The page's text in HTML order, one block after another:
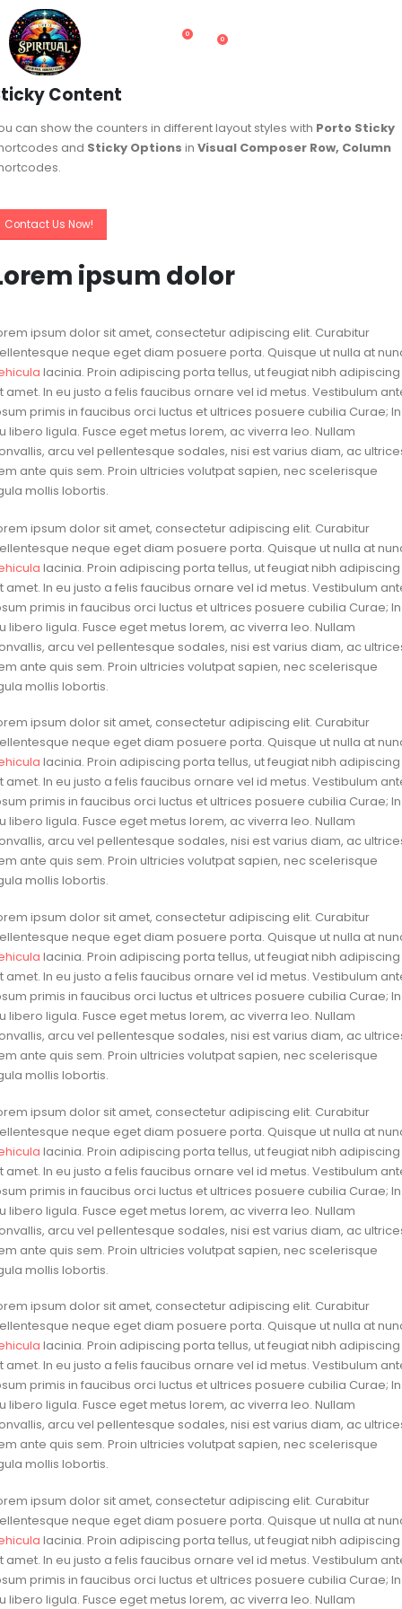
0
0
Content
can show the counters in different layout styles with Porto Sticky
and Sticky Options in Visual Composer Row, Column
Contact Us Now!
ipsum dolor
ipsum dolor sit amet, consectetur adipiscing elit. Curabitur
neque eget diam posuere porta. Quisque ut nulla at
lacinia. Proin adipiscing porta tellus, ut feugiat nibh adipiscing
amet. In eu justo a felis faucibus ornare vel id metus. Vestibulum
primis in faucibus orci luctus et ultrices posuere cubilia Curae; In
libero ligula. Fusce eget metus lorem, ac viverra leo. Nullam
arcu vel pellentesque sodales, nisi est varius diam, ac
ante quis sem. Proin ultricies volutpat sapien, nec scelerisque
mollis lobortis.
ipsum dolor sit amet, consectetur adipiscing elit. Curabitur
neque eget diam posuere porta. Quisque ut nulla at
lacinia. Proin adipiscing porta tellus, ut feugiat nibh adipiscing
amet. In eu justo a felis faucibus ornare vel id metus. Vestibulum
primis in faucibus orci luctus et ultrices posuere cubilia Curae; In
libero ligula. Fusce eget metus lorem, ac viverra leo. Nullam
arcu vel pellentesque sodales, nisi est varius diam, ac
ante quis sem. Proin ultricies volutpat sapien, nec scelerisque
mollis lobortis.
ipsum dolor sit amet, consectetur adipiscing elit. Curabitur
neque eget diam posuere porta. Quisque ut nulla at
lacinia. Proin adipiscing porta tellus, ut feugiat nibh adipiscing
amet. In eu justo a felis faucibus ornare vel id metus. Vestibulum
primis in faucibus orci luctus et ultrices posuere cubilia Curae; In
libero ligula. Fusce eget metus lorem, ac viverra leo. Nullam
arcu vel pellentesque sodales, nisi est varius diam, ac
ante quis sem. Proin ultricies volutpat sapien, nec scelerisque
mollis lobortis.
ipsum dolor sit amet, consectetur adipiscing elit. Curabitur
neque eget diam posuere porta. Quisque ut nulla at
lacinia. Proin adipiscing porta tellus, ut feugiat nibh adipiscing
amet. In eu justo a felis faucibus ornare vel id metus. Vestibulum
primis in faucibus orci luctus et ultrices posuere cubilia Curae; In
libero ligula. Fusce eget metus lorem, ac viverra leo. Nullam
arcu vel pellentesque sodales, nisi est varius diam, ac
ante quis sem. Proin ultricies volutpat sapien, nec scelerisque
mollis lobortis.
ipsum dolor sit amet, consectetur adipiscing elit. Curabitur
neque eget diam posuere porta. Quisque ut nulla at
lacinia. Proin adipiscing porta tellus, ut feugiat nibh adipiscing
amet. In eu justo a felis faucibus ornare vel id metus. Vestibulum
primis in faucibus orci luctus et ultrices posuere cubilia Curae; In
libero ligula. Fusce eget metus lorem, ac viverra leo. Nullam
arcu vel pellentesque sodales, nisi est varius diam, ac
ante quis sem. Proin ultricies volutpat sapien, nec scelerisque
mollis lobortis.
ipsum dolor sit amet, consectetur adipiscing elit. Curabitur
neque eget diam posuere porta. Quisque ut nulla at
lacinia. Proin adipiscing porta tellus, ut feugiat nibh adipiscing
amet. In eu justo a felis faucibus ornare vel id metus. Vestibulum
primis in faucibus orci luctus et ultrices posuere cubilia Curae; In
libero ligula. Fusce eget metus lorem, ac viverra leo. Nullam
arcu vel pellentesque sodales, nisi est varius diam, ac
ante quis sem. Proin ultricies volutpat sapien, nec scelerisque
mollis lobortis.
ipsum dolor sit amet, consectetur adipiscing elit. Curabitur
neque eget diam posuere porta. Quisque ut nulla at
lacinia. Proin adipiscing porta tellus, ut feugiat nibh adipiscing
amet. In eu justo a felis faucibus ornare vel id metus. Vestibulum
primis in faucibus orci luctus et ultrices posuere cubilia Curae; In
libero ligula. Fusce eget metus lorem, ac viverra leo. Nullam